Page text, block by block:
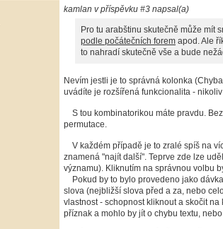
kamlan v příspěvku #3 napsal(a)
Pro tu arabštinu skutečně může mít
podle počátečních forem apod. Ale
to nahradí skutečně vše a bude
Nevím jestli je to správná kolonka
uvádíte je rozšířená funkcionalita -
S tou kombinatorikou máte pravdu.
permutace.
V každém případě je to zralé spíš na
znamená "najít další". Teprve zde lze
významu). Kliknutím na správnou volbu
Pokud by to bylo provedeno jako
slova (nejbližší slova před a za, nebo
vlastnost - schopnost kliknout a skočit
příznak a mohlo by jít o chybu textu,